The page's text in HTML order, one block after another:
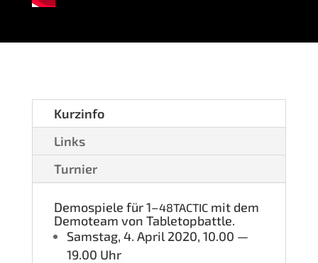
Kurz­in­fo
Links
Tur­nier
Demo­spie­le für 1–48TACTICmit dem
Demo­team von Tabletopbattle.
Sams­tag, 4. April 2020, 10.00 —
19.00 Uhr